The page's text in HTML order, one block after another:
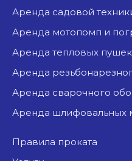
аренда садовой
аренда мотопомп и
аренда тепловых пушек
аренда
аренда сварочного
аренда шлифовальных
Правила проката